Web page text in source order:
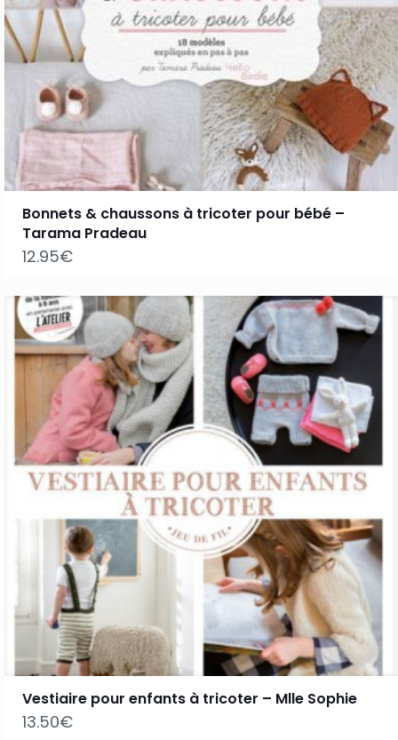
Bonnets & chaussons à tricoter pour bébé –
Tarama Pradeau
12.95€
Vestiaire pour enfants à tricoter – Mlle Sophie
13.50€